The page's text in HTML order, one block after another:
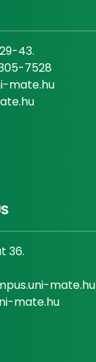
43.
7528
mate.hu
36.
mate.hu
mate.hu